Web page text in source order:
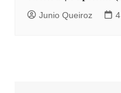
Junio Queiroz